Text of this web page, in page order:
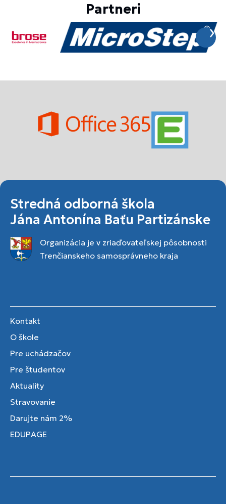
Partneri
Stredná odborná škola
Jána Antonína Baťu Partizánske
Organizácia je v zriaďovateľskej pôsobnosti
Trenčianskeho samosprávneho kraja
Kontakt
O škole
Pre uchádzačov
Pre študentov
Aktuality
Stravovanie
Darujte nám 2%
EDUPAGE